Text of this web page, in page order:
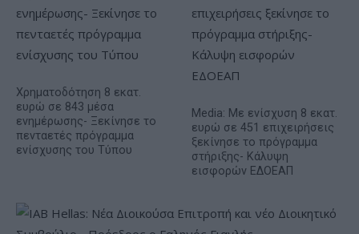
Χρηματοδότηση 8 εκατ.
ευρώ σε 843 μέσα
ενημέρωσης- Ξεκίνησε το
πενταετές πρόγραμμα
ενίσχυσης του Τύπου
Media: Με ενίσχυση 8 εκατ.
ευρώ σε 451 επιχειρήσεις
ξεκίνησε το πρόγραμμα
στήριξης- Κάλυψη
εισφορών ΕΔΟΕΑΠ